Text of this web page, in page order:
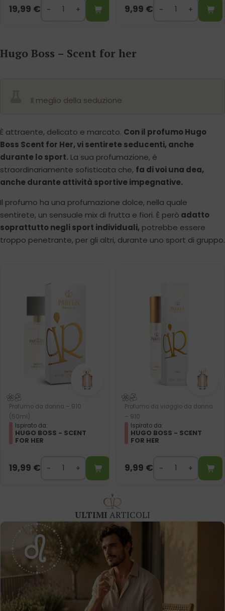
19,99 € 9,99 €
Hugo Boss – Scent for her
Il meglio della seduzione
È attraente, delicato e marcato. Con il profumo Hugo
Boss Scent for Her, vi sentirete seducenti, anche
durante lo sport. La sua profumazione, è
straordinariamente sofisticata che, fa di voi una dea,
anche durante attività sportive impegnative.
Il profumo ha una profumazione dolce, nella quale
sentirete, un sensuale mix di frutta e fiori. È però adatto
soprattutto negli sport individuali, potrebbe essere
troppo penetrante, per gli altri, durante uno sport di gruppo.
Profumo da donna – 910
(50ml)
Ispirato da:
HUGO BOSS - SCENT
FOR HER
19,99 €
Profumo da viaggio da donna
– 910
Ispirato da:
HUGO BOSS - SCENT
FOR HER
9,99 €
ULTIMI ARTICOLI